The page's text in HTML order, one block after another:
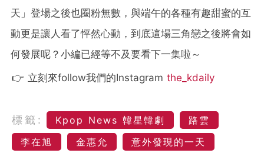
天」登場之後也圈粉無數，與端午的各種有趣甜蜜的互
動更是讓人看了怦然心動，到底這場三角戀之後將會如
何發展呢？小編已經等不及要看下一集啦～
👉 立刻來follow我們的Instagram the_kdaily
標籤: Kpop News 韓星韓劇
路雲
李在旭
金惠允 意外發現的一天